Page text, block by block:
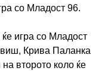
со Младост 96.
игра со Младост
Крива Паланка
второто коло ќе